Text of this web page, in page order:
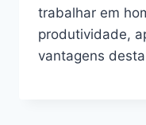
trabalhar em
produtividade,
vantagens